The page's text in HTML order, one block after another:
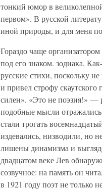
тонкий юмор в
первом». В русской
иной природы, и для меня
Гораздо чаще
под его знаком. зодиака.
русские стихи, поскольку
и привел строфу
силен». «Это не поэзия!» —
подобные мысли
стали трогать
издевались, низводили, но
лишены динамизма и
двадцатом веке Лев
созвучное: на память он
в 1921 году поэт не только